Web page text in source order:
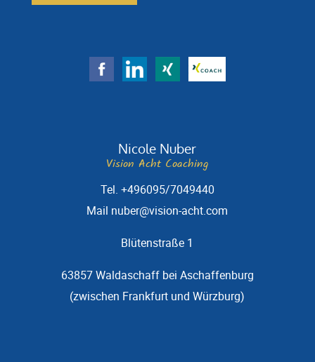
Nicole Nuber
Vision Acht Coaching
Tel. +496095/7049440
Mail nuber@vision-acht.com
Blütenstraße 1
63857 Waldaschaff bei Aschaffenburg
(zwischen Frankfurt und Würzburg)